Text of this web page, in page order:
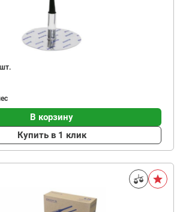
В корзину
Купить в 1 клик